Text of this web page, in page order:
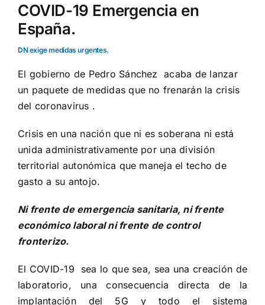
COVID-19 Emergencia en
España.
DN exige medidas urgentes.
El gobierno de Pedro Sánchez acaba de lanzar
un paquete de medidas que no frenarán la crisis
del coronavirus .
Crisis en una nación que ni es soberana ni está
unida administrativamente por una división
territorial autonómica que maneja el techo de
gasto a su antojo.
Ni frente de emergencia sanitaria, ni frente
económico laboral ni frente de control
fronterizo.
El COVID-19 sea lo que sea, sea una creación de
laboratorio, una consecuencia directa de la
implantación del 5G y todo el sistema